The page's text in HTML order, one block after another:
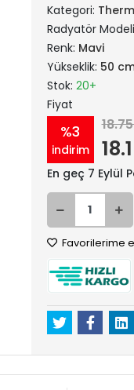
Kategori:
Radyatör
Renk: Mavi
Yükseklik: 50
Stok: 20+
Fiyat
%3
indirim
En geç 7 Eylül
Favorilerime